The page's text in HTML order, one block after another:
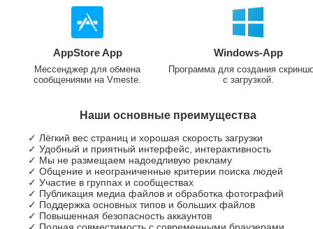
AppStore App
Мессенджер для обмена
сообщениями на Vmeste.
Windows-App
Программа для создания
с загрузкой.
Наши основные преимущества
✓ Лёгкий вес страниц и хорошая скорость загрузки
✓ Удобный и приятный интерфейс, интерактивность
✓ Мы не размещаем надоедливую рекламу
✓ Общение и неограниченные критерии поиска людей
✓ Участие в группах и сообществах
✓ Публикация медиа файлов и обработка фотографий
✓ Поддержка основных типов и больших файлов
✓ Повышенная безопасность аккаунтов
✓ Полная совместимость с современными браузерами